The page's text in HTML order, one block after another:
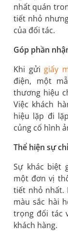
nhất quán
tiết nhỏ
của đối tác.
Góp phần
Khi gửi giấy
điện, một
thương hiệu
Việc khách
hiệu lặp đi
củng cố hình
Thể hiện sự
Sự khác biệt
một đơn vị
tiết nhỏ nhất.
màu sắc hài
trọng đối tác
khách hàng.